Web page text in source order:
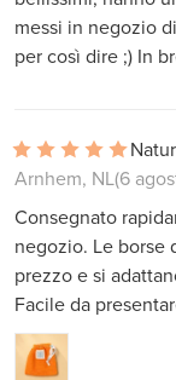
messi in negozio
per così dire ;) In
Arnhem, NL(6
Consegnato
negozio. Le borse
prezzo e si
Facile da